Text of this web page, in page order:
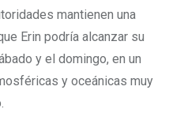
mantienen una
Erin podría alcanzar su
y el domingo, en un
y oceánicas muy